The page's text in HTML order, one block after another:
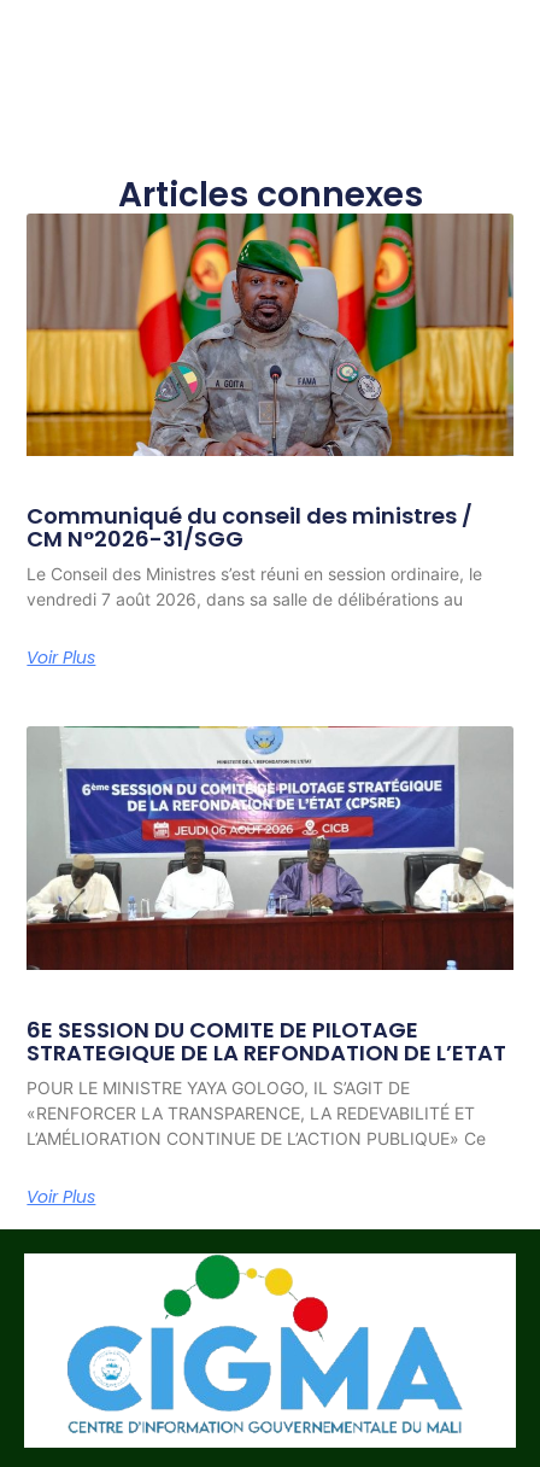
Articles connexes
Communiqué du conseil des ministres /
CM N°2026-31/SGG
Le Conseil des Ministres s’est réuni en session ordinaire, le
vendredi 7 août 2026, dans sa salle de délibérations au
Voir Plus
6E SESSION DU COMITE DE PILOTAGE
STRATEGIQUE DE LA REFONDATION DE L’ETAT
POUR LE MINISTRE YAYA GOLOGO, IL S’AGIT DE
«RENFORCER LA TRANSPARENCE, LA REDEVABILITÉ ET
L’AMÉLIORATION CONTINUE DE L’ACTION PUBLIQUE» Ce
Voir Plus